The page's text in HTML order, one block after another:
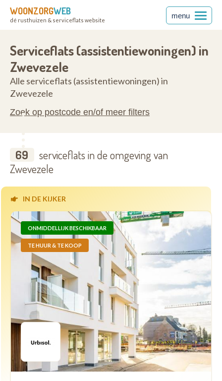
WOONZORGWEB
dé rusthuizen & serviceflats website
menu
Serviceflats (assistentiewoningen) in
Zwevezele
Alle serviceflats (assistentiewoningen) in
Zwevezele
Zoek op postcode en/of meer filters
69
serviceflats in de omgeving van
Zwevezele
IN DE KIJKER
ONMIDDELLIJK BESCHIKBAAR
TE HUUR & TE KOOP